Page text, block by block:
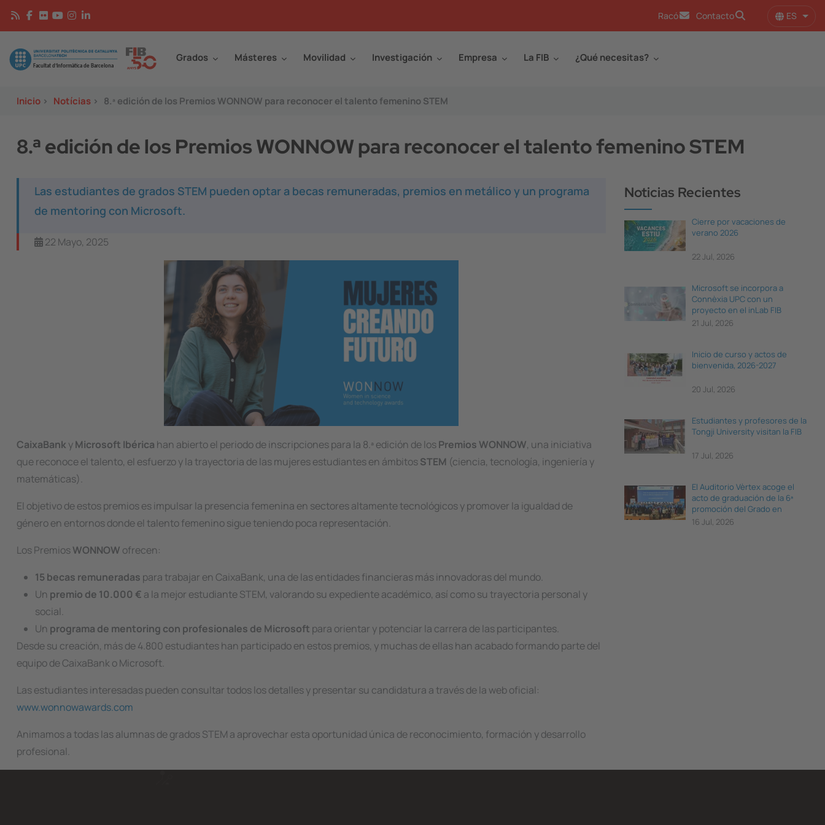
Pasar al contenido principal
Racó Contacto ES
Image Grados Másteres Movilidad Investigación Empresa La FIB ¿Qué necesitas?
Inicio > Notícias > 8.ª edición de los Premios WONNOW para reconocer el talento femenino STEM
8.ª edición de los Premios WONNOW para reconocer el talento femenino STEM
Las estudiantes de grados STEM pueden optar a becas remuneradas, premios en metálico y un programa
de mentoring con Microsoft.
22 Mayo, 2025
CaixaBank yMicrosoft Ibérica han abierto el periodo de inscripciones para la 8.ª edición de losPremios WONNOW, una iniciativa
que reconoce el talento, el esfuerzo y la trayectoria de las mujeres estudiantes en ámbitosSTEM (ciencia, tecnología, ingeniería y
matemáticas).
El objetivo de estos premios es impulsar la presencia femenina en sectores altamente tecnológicos y promover la igualdad de
género en entornos donde el talento femenino sigue teniendo poca representación.
Los PremiosWONNOW ofrecen:
15 becas remuneradas para trabajar en CaixaBank, una de las entidades financieras más innovadoras del mundo.
Un premio de 10.000 € a la mejor estudiante STEM, valorando su expediente académico, así como su trayectoria personal y
social.
Un programa de mentoring con profesionales de Microsoft para orientar y potenciar la carrera de las participantes.
Desde su creación, más de 4.800 estudiantes han participado en estos premios, y muchas de ellas han acabado formando parte del
equipo de CaixaBank o Microsoft.
Las estudiantes interesadas pueden consultar todos los detalles y presentar su candidatura a través de la web oficial:
www.wonnowawards.com
Animamos a todas las alumnas de grados STEM a aprovechar esta oportunidad única de reconocimiento, formación y desarrollo
profesional.
Noticias Recientes
Cierre por vacaciones de
verano 2026
22 Jul, 2026
Microsoft se incorpora a
Connèxia UPC con un
proyecto en el inLab FIB
21 Jul, 2026
Inicio de curso y actos de
bienvenida, 2026-2027
20 Jul, 2026
Estudiantes y profesores de la
Tongji University visitan la FIB
17 Jul, 2026
El Auditorio Vèrtex acoge el
acto de graduación de la 6ª
promoción del Grado en
Ciencia e Ingeniería de Datos
16 Jul, 2026